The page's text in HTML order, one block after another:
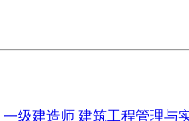
一级建造师 建筑工程管理与